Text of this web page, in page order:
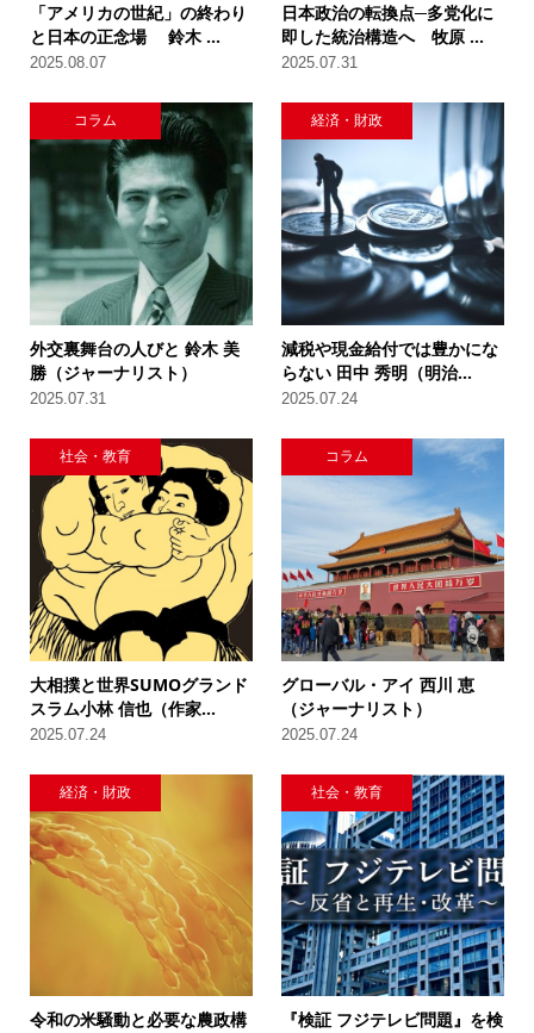
「アメリカの世紀」の終わり
と日本の正念場 鈴木 ...
2025.08.07
日本政治の転換点─多党化に
即した統治構造へ 牧原 ...
2025.07.31
コラム
外交裏舞台の人びと 鈴木 美
勝（ジャーナリスト）
2025.07.31
経済・財政
減税や現金給付では豊かにな
らない 田中 秀明（明治...
2025.07.24
社会・教育
大相撲と世界SUMOグランド
スラム小林 信也（作家...
2025.07.24
コラム
グローバル・アイ 西川 恵
（ジャーナリスト）
2025.07.24
経済・財政
令和の米騒動と必要な農政構
社会・教育
『検証 フジテレビ問題』を検